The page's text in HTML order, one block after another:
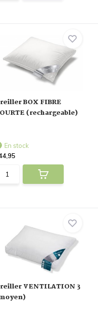
BOX FIBRE
(rechargeable)
En stock
VENTILATION 3